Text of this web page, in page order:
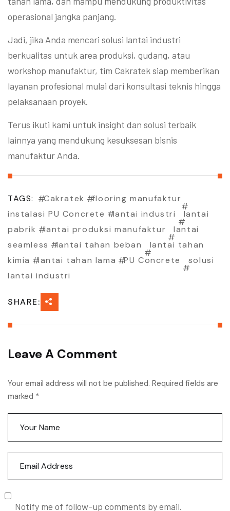
operasional jangka panjang.
Jadi, jika Anda mencari solusi lantai industri
berkualitas untuk area produksi, gudang, atau
workshop manufaktur, tim Cakratek siap memberikan
layanan profesional mulai dari konsultasi teknis hingga
pelaksanaan proyek.
Terus ikuti kami untuk insight dan solusi terbaik
lainnya yang mendukung kesuksesan bisnis
manufaktur Anda.
TAGS: Cakratek
flooring manufaktur
instalasi PU Concrete
lantai industri
lantai
pabrik
lantai produksi manufaktur
lantai
seamless
lantai tahan beban
lantai tahan
kimia
lantai tahan lama PU Concrete
solusi
lantai industri
SHARE:
Leave A Comment
Your email address will not be published. Required fields are
marked *
Notify me of follow-up comments by email.